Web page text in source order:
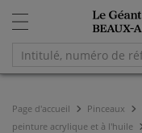
Page d'accueil Pinceaux
peinture acrylique et à l'huile